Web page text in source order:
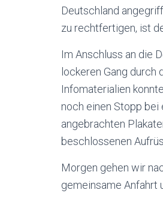
Deutschland
zu rechtfertigen, ist
Im Anschluss an die
lockeren Gang
Infomaterialien
noch einen Stopp
angebrachten
beschlossenen
Morgen gehen wir
gemeinsame Anfahrt